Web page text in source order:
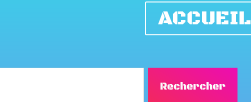
ACCUEIL
Rechercher